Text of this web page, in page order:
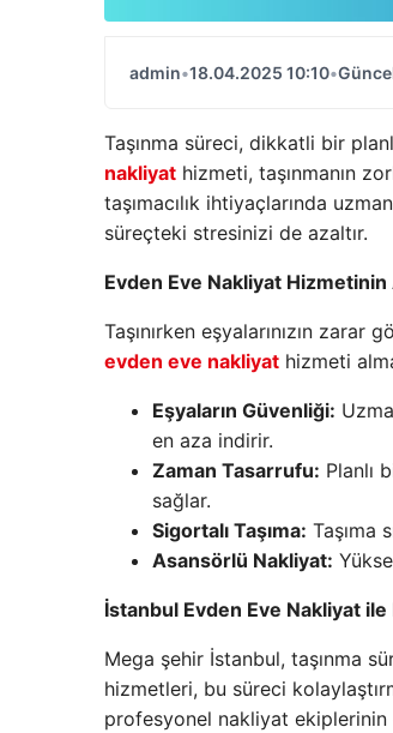
admin•18.04.2025 10:10•
Taşınma süreci, dikkatli bir
nakliyat hizmeti, taşınmanın
taşımacılık ihtiyaçlarında
süreçteki stresinizi de azaltır.
Evden Eve Nakliyat Hizmetinin
Taşınırken eşyalarınızın
evden eve nakliyat hizmeti
Eşyaların Güvenliği:
en aza indirir.
Zaman Tasarrufu: Planlı
sağlar.
Sigortalı Taşıma: Taşıma
Asansörlü Nakliyat:
İstanbul Evden Eve Nakliyat ile
Mega şehir İstanbul, taşınma
hizmetleri, bu süreci
profesyonel nakliyat ekiplerinin